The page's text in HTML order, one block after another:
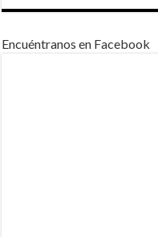
Encuéntranos en Facebook